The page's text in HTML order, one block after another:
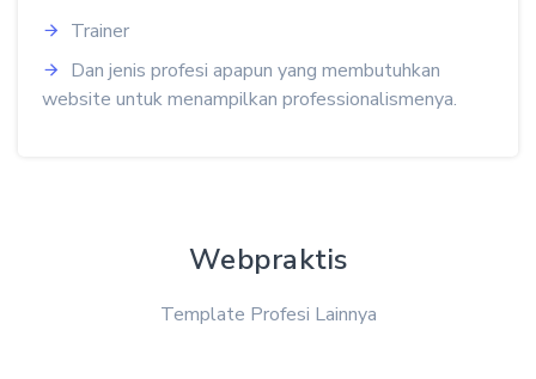
Trainer
Dan jenis profesi apapun yang membutuhkan
website untuk menampilkan professionalismenya.
Webpraktis
Template Profesi Lainnya